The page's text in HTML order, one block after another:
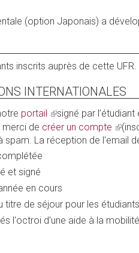
(option Japonais) a
inscrits auprès de cette
INTERNATIONALES
portail (link
is
external)
signé par
merci de créer un compte (link
is
La réception de l'email
et signé
en cours
de séjour pour les
l'octroi d'une aide à la